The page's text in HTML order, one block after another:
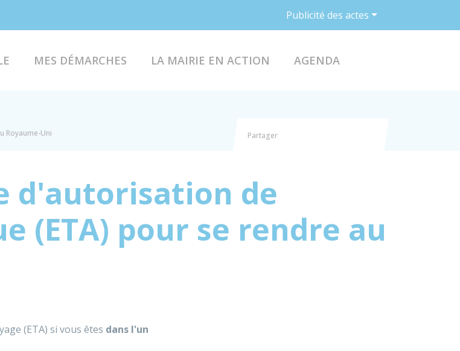
Publicité des actes
MES DÉMARCHES LA MAIRIE EN ACTION AGENDA
Royaume-Uni
Partager
d'autorisation de
(ETA) pour se rendre au
(ETA) si vous êtes dans l'un